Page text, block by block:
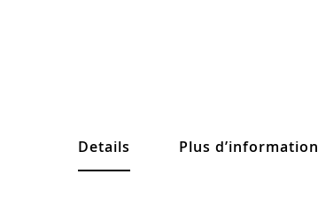
Details Plus d’information